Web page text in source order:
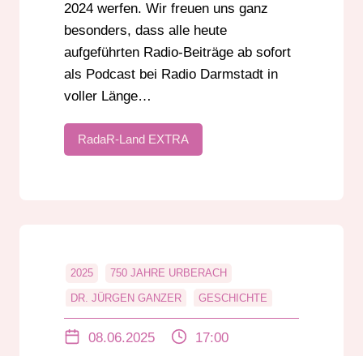
2024 werfen. Wir freuen uns ganz
besonders, dass alle heute
aufgeführten Radio-Beiträge ab sofort
als Podcast bei Radio Darmstadt in
voller Länge…
RadaR-Land EXTRA
2025 750 JAHRE URBERACH
DR. JÜRGEN GANZER GESCHICHTE
OBERHOFER
08.06.2025 17:00